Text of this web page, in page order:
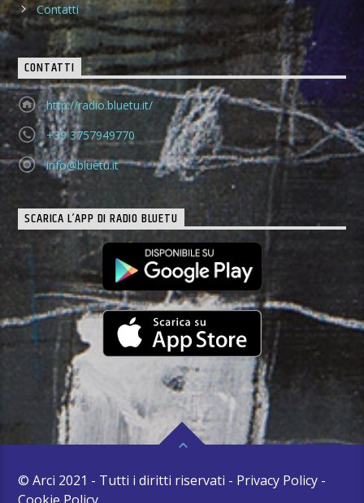
Contatti
CONTATTI
http://radio.bluetu.it/
+39 3757949770
info@bluetu.it
SCARICA L’APP DI RADIO BLUETU
© Arci 2021 - Tutti i diritti riservati - Privacy Policy -